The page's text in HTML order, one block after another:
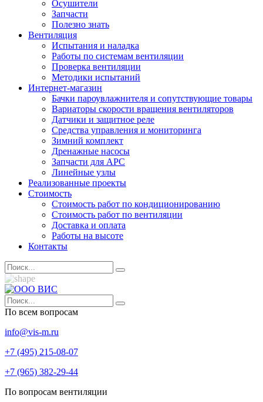
Осушители
Запчасти
Полезно знать
Вентиляция
Испытания и наладка
Работы по системам вентиляции
Проверка вентиляции
Методики испытаний
Интернет-магазин
Бачки пароувлажнителя и сопутствующие товары
Вариаторы скорости вращения вентиляторов
Датчики и защитное реле
Средства управления и мониторинга
Зимний комплект
Дренажные насосы
Запчасти для APC
Линейные узлы
Реализованные проекты
Стоимость
Стоимость работ по кондиционированию
Стоимость работ по вентиляции
Доставка и оплата
Работы на высоте
Контакты
По всем вопросам
info@vis-m.ru
+7 (495) 215-08-07
+7 (965) 382-29-44
По вопросам вентиляции